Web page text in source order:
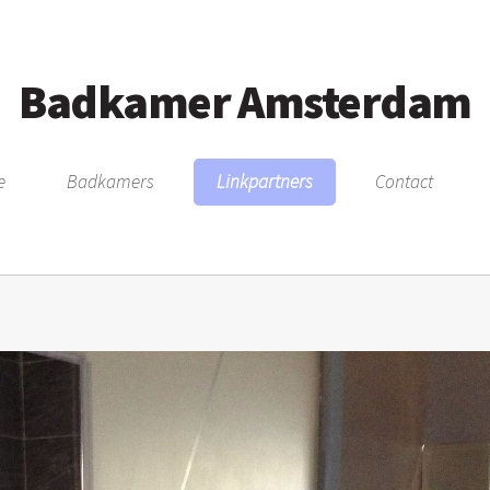
Badkamer Amsterdam
Badkamers Linkpartners Contact